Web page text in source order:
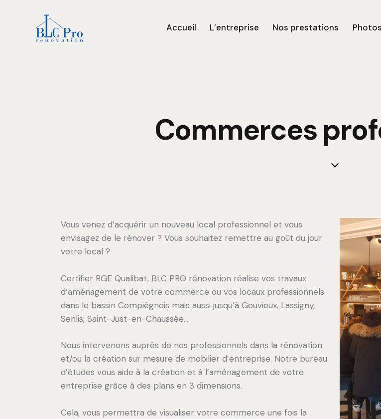
Accueil L’entreprise Nos prestations Photos
Commerces
Vous venez d’acquérir un nouveau local professionnel et vous
envisagez de le rénover ? Vous souhaitez remettre au goût du jour
votre local ?
Certifier RGE Qualibat, BLC PRO rénovation réalise vos travaux
d’aménagement de votre commerce ou vos locaux professionnels
dans le bassin Compiégnois mais aussi jusqu’à Gouvieux, Lassigny,
Senlis, Saint-Just-en-Chaussée…
Nous intervenons auprès de nos professionnels dans la rénovation
et/ou la création sur mesure de mobilier d’entreprise. Notre bureau
d’études vous aide à la création et à l’aménagement de votre
entreprise grâce à des plans en 3 dimensions.
Cela, vous permettra de visualiser votre commerce une fois la